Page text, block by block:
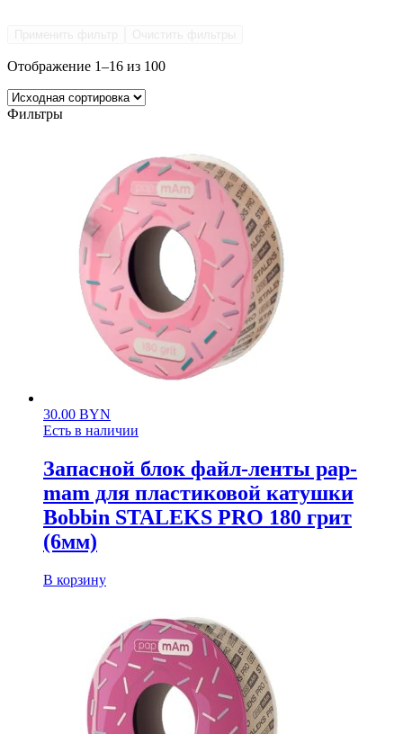
Отображение 1–16 из 100
Фильтры
30.00 BYN
Есть в наличии
Запасной блок файл-ленты pap-
mam для пластиковой катушки
Bobbin STALEKS PRO 180 грит
(6мм)
В корзину